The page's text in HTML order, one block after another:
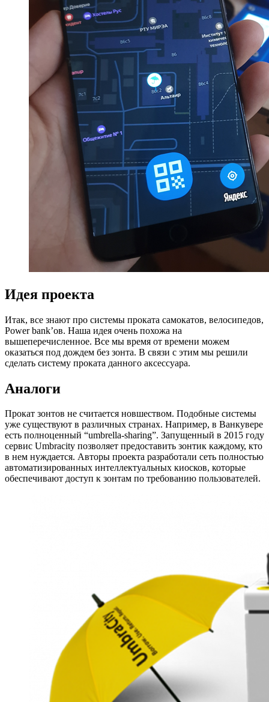
Идея проекта
Итак, все знают про системы проката самокатов, велосипедов,
Power bank’ов. Наша идея очень похожа на
вышеперечисленное. Все мы время от времени можем
оказаться под дождем без зонта. В связи с этим мы решили
сделать систему проката данного аксессуара.
Аналоги
Прокат зонтов не считается новшеством. Подобные системы
уже существуют в различных странах. Например, в Ванкувере
есть полноценный “umbrella-sharing”. Запущенный в 2015 году
сервис Umbracity позволяет предоставить зонтик каждому, кто
в нем нуждается. Авторы проекта разработали сеть полностью
автоматизированных интеллектуальных киосков, которые
обеспечивают доступ к зонтам по требованию пользователей.